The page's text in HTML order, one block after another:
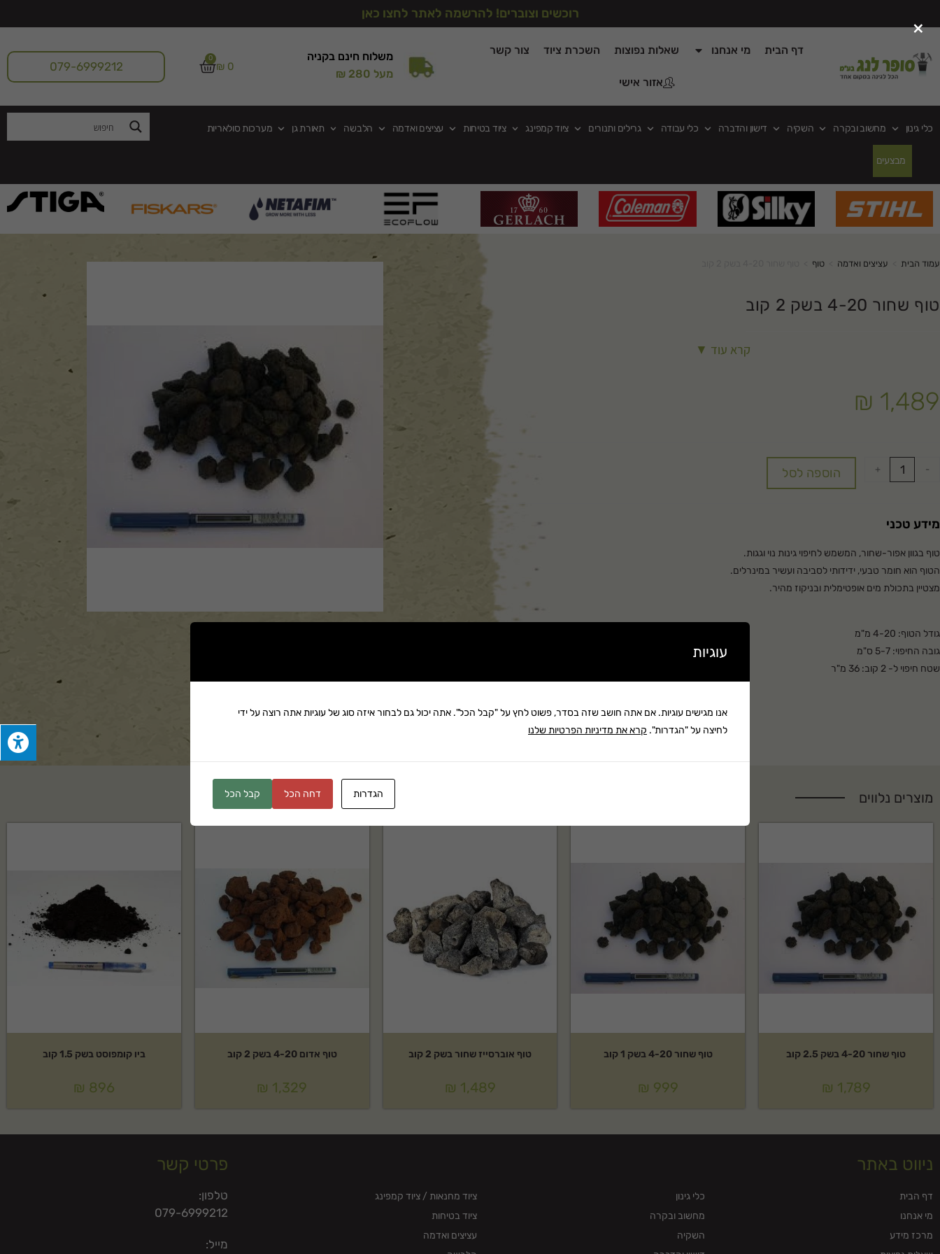
רוכשים וצוברים! להרשמה לאתר לחצו כאן
דף הבית מי אנחנו שאלות נפוצות השכרת ציוד צור קשר
אזור אישי
משלוח חינם בקניה
מעל 280 ₪
₪0
0
079-6999212
כלי גינון מחשוב ובקרה השקיה דישון והדברה כלי עבודה גרילים ותנורים ציוד קמפינג ציוד בטיחות עציצים ואדמה הלבשה תאורת גן מערכות סולאריות
מבצעים
עמוד הבית עציצים ואדמה טוף
טוף שחור 4-20 בשק 2 קוב
קרא עוד ▼
₪ 1,489
-
+ הוספה לסל
מידע טכני
טוף בגוון אפור-שחור, המשמש לחיפוי גינות נוי וגגות.
הטוף הוא חומר טבעי, ידידותי לסביבה ועשיר במינרלים.
מצטיין בתכולת מים אופטימלית ובניקוז מהיר.
– חיפוי בין צמחים
– חיפוי שבילים
– ניקוז אדניות ועציצים
גודל הטוף: 4-20 מ"מ
גובה החיפוי: 5-7 ס"מ
שטח חיפוי ל- 2 קוב: 36 מ"ר
זמן אספקה:עד 8 ימי עסקים
מוצרים נלווים
טוף שחור 4-20 בשק 2.5 קוב
₪ 1,789
טוף שחור 4-20 בשק 1 קוב
₪ 999
טוף אוברסייז שחור בשק 2 קוב
₪ 1,489
טוף אדום 4-20 בשק 2 קוב
₪ 1,329
ביו קומפוסט בשק 1.5 קוב
₪ 896
ניווט באתר
דף הבית
מי אנחנו
מרכז מידע
כלי גינון
מחשוב ובקרה
השקיה
ציוד מחנאות / ציוד קמפינג
ציוד בטיחות
עציצים ואדמה
פרטי קשר
טלפון:
079-6999212
מייל:
×
עוגיות
אנו מגישים עוגיות. אם אתה חושב שזה בסדר, פשוט לחץ על "קבל הכל". אתה יכול גם לבחור איזה סוג של עוגיות אתה רוצה על ידי
לחיצה על "הגדרות". קרא את מדיניות הפרטיות שלנו
הגדרות דחה הכל קבל הכל